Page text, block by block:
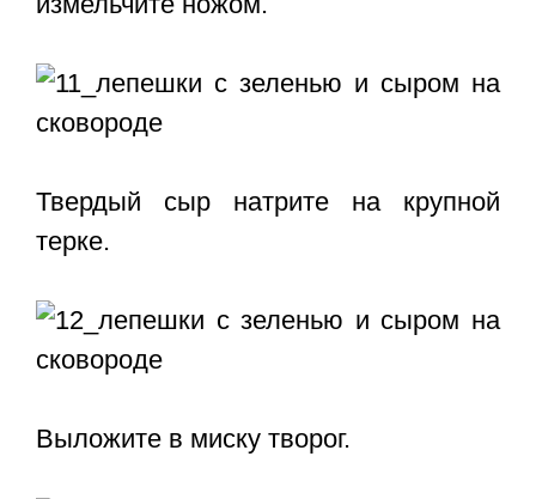
Твердый сыр натрите на крупной
терке.
Выложите в миску творог.